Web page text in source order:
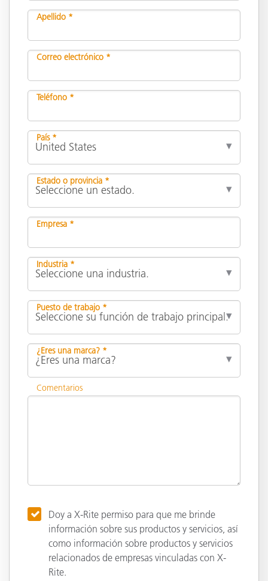
Apellido *
Correo electrónico *
Teléfono *
País *
Estado o provincia *
Empresa *
Industria *
Puesto de trabajo *
¿Eres una marca? *
Comentarios
Doy a X-Rite permiso para que me brinde
información sobre sus productos y servicios, así
como información sobre productos y servicios
relacionados de empresas vinculadas con X-
Rite.